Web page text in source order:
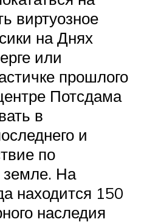
виртуозное
на Днях
или
прошлого
Потсдама
в
и
по
земле. На
находится 150
наследия